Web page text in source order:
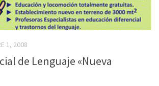
1, 2008
de Lenguaje «Nueva